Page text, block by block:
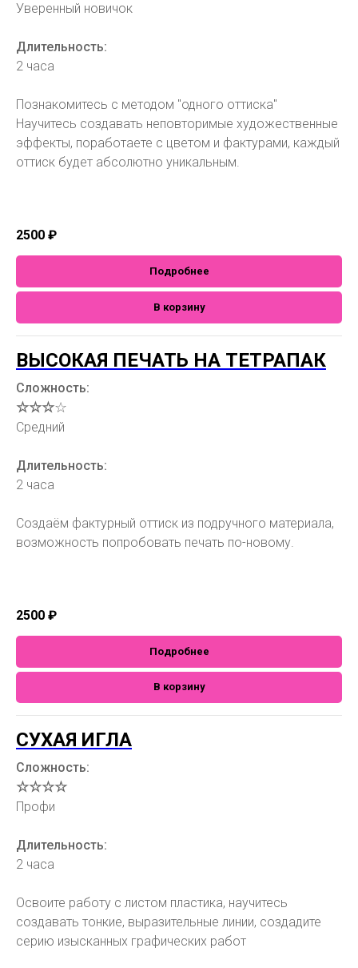
Уверенный новичок
Длительность:
2 часа
Познакомитесь с методом "одного оттиска"
Научитесь создавать неповторимые художественные
эффекты, поработаете с цветом и фактурами, каждый
оттиск будет абсолютно уникальным.
2500 ₽
Подробнее
В корзину
ВЫСОКАЯ ПЕЧАТЬ НА ТЕТРАПАК
Сложность:
☆☆☆☆
Средний
Длительность:
2 часа
Создаём фактурный оттиск из подручного материала,
возможность попробовать печать по-новому.
2500 ₽
Подробнее
В корзину
СУХАЯ ИГЛА
Сложность:
☆☆☆☆
Профи
Длительность:
2 часа
Освоите работу с листом пластика, научитесь
создавать тонкие, выразительные линии, создадите
серию изысканных графических работ